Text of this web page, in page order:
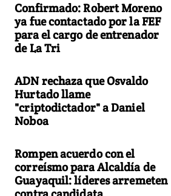
Confirmado: Robert Moreno
ya fue contactado por la FEF
para el cargo de entrenador
de La Tri
ADN rechaza que Osvaldo
Hurtado llame
"criptodictador" a Daniel
Noboa
Rompen acuerdo con el
correísmo para Alcaldía de
Guayaquil: líderes arremeten